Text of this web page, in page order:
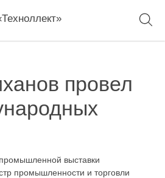
провел
выставки
промышленности и торговли